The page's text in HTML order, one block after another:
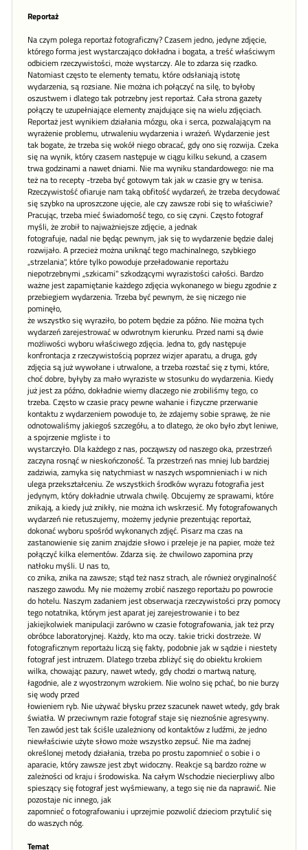
Reportaż
Na czym polega reportaż fotograficzny? Czasem jedno, jedyne zdjęcie,
którego forma jest wystarczająco dokładna i bogata, a treść właściwym
odbiciem rzeczywistości, może wystarczy. Ale to zdarza się rzadko.
Natomiast często te elementy tematu, które odsłaniają istotę
wydarzenia, są rozsiane. Nie można ich połączyć na silę, to byłoby
oszustwem i dlatego tak potrzebny jest reportaż. Cała strona gazety
połączy te uzupełniające elementy znajdujące się na wielu zdjęciach.
Reportaż jest wynikiem działania mózgu, oka i serca, pozwalającym na
wyrażenie problemu, utrwaleniu wydarzenia i wrażeń. Wydarzenie jest
tak bogate, że trzeba się wokół niego obracać, gdy ono się rozwija. Czeka
się na wynik, który czasem następuje w ciągu kilku sekund, a czasem
trwa godzinami a nawet dniami. Nie ma wyniku standardowego: nie ma
też na to recepty -trzeba być gotowym tak jak w czasie gry w tenisa.
Rzeczywistość ofiaruje nam taką obfitość wydarzeń, że trzeba decydować
się szybko na uproszczone ujęcie, ale czy zawsze robi się to właściwie?
Pracując, trzeba mieć świadomość tego, co się czyni. Często fotograf
myśli, że zrobił to najważniejsze zdjęcie, a jednak
fotografuje, nadal nie będąc pewnym, jak się to wydarzenie będzie dalej
rozwijało. A przecież można uniknąć tego machinalnego, szybkiego
„strzelania", które tylko powoduje przeładowanie reportażu
niepotrzebnymi „szkicami" szkodzącymi wyrazistości całości. Bardzo
ważne jest zapamiętanie każdego zdjęcia wykonanego w biegu zgodnie z
przebiegiem wydarzenia. Trzeba być pewnym, że się niczego nie
pominęło,
że wszystko się wyraziło, bo potem będzie za późno. Nie można tych
wydarzeń zarejestrować w odwrotnym kierunku. Przed nami są dwie
możliwości wyboru właściwego zdjęcia. Jedna to, gdy następuje
konfrontacja z rzeczywistością poprzez wizjer aparatu, a druga, gdy
zdjęcia są już wywołane i utrwalone, a trzeba rozstać się z tymi, które,
choć dobre, byłyby za mało wyraziste w stosunku do wydarzenia. Kiedy
już jest za późno, dokładnie wiemy dlaczego nie zrobiliśmy tego, co
trzeba. Często w czasie pracy pewne wahanie i fizyczne przerwanie
kontaktu z wydarzeniem powoduje to, że zdajemy sobie sprawę, że nie
odnotowaliśmy jakiegoś szczegółu, a to dlatego, że oko było zbyt leniwe,
a spojrzenie mgliste i to
wystarczyło. Dla każdego z nas, począwszy od naszego oka, przestrzeń
zaczyna rosnąć w nieskończoność. Ta przestrzeń nas mniej lub bardziej
zadziwia, zamyka się natychmiast w naszych wspomnieniach i w nich
ulega przekształceniu. Ze wszystkich środków wyrazu fotografia jest
jedynym, który dokładnie utrwala chwilę. Obcujemy ze sprawami, które
znikają, a kiedy już znikły, nie można ich wskrzesić. My fotografowanych
wydarzeń nie retuszujemy, możemy jedynie prezentując reportaż,
dokonać wyboru spośród wykonanych zdjęć. Pisarz ma czas na
zastanowienie się zanim znajdzie słowo i przeleje je na papier, może też
połączyć kilka elementów. Zdarza się. że chwilowo zapomina przy
natłoku myśli. U nas to,
co znika, znika na zawsze; stąd też nasz strach, ale również oryginalność
naszego zawodu. My nie możemy zrobić naszego reportażu po powrocie
do hotelu. Naszym zadaniem jest obserwacja rzeczywistości przy pomocy
tego notatnika, którym jest aparat jej zarejestrowanie i to bez
jakiejkolwiek manipulacji zarówno w czasie fotografowania, jak też przy
obróbce laboratoryjnej. Każdy, kto ma oczy. takie tricki dostrzeże. W
fotograficznym reportażu liczą się fakty, podobnie jak w sądzie i niestety
fotograf jest intruzem. Dlatego trzeba zbliżyć się do obiektu krokiem
wilka, chowając pazury, nawet wtedy, gdy chodzi o martwą naturę,
łagodnie, ale z wyostrzonym wzrokiem. Nie wolno się pchać, bo nie burzy
się wody przed
łowieniem ryb. Nie używać błysku przez szacunek nawet wtedy, gdy brak
światła. W przeciwnym razie fotograf staje się nieznośnie agresywny.
Ten zawód jest tak ściśle uzależniony od kontaktów z ludźmi, że jedno
niewłaściwie użyte słowo może wszystko zepsuć. Nie ma żadnej
określonej metody działania, trzeba po prostu zapomnieć o sobie i o
aparacie, który zawsze jest zbyt widoczny. Reakcje są bardzo rożne w
zależności od kraju i środowiska. Na całym Wschodzie niecierpliwy albo
spieszący się fotograf jest wyśmiewany, a tego się nie da naprawić. Nie
pozostaje nic innego, jak
zapomnieć o fotografowaniu i uprzejmie pozwolić dzieciom przytulić się
do waszych nóg.
Temat